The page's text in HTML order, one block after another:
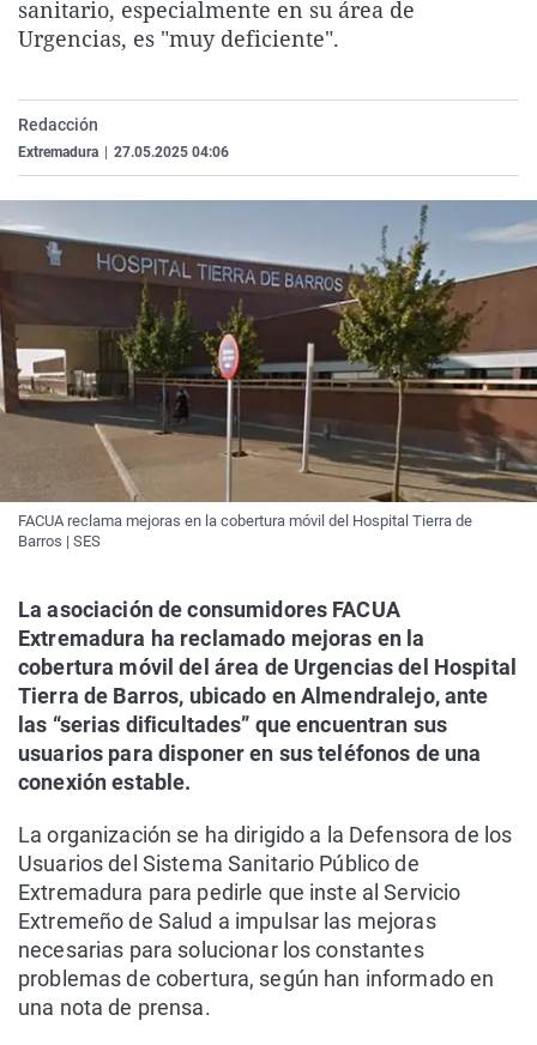
La rosa de los vientos
Como el perro y el
Caso
Equipo de
Extremadura
La Rioja
Virales
Elecciones
sanitario, especialmente en su área de
Urgencias, es "muy deficiente".
Redacción
Extremadura 27.05.2025 04:06
FACUA reclama mejoras en la cobertura móvil del Hospital Tierra de
Barros | SES
La asociación de consumidores FACUA
Extremadura ha reclamado mejoras en la
cobertura móvil del área de Urgencias del Hospital
Tierra de Barros, ubicado en Almendralejo, ante
las “serias dificultades” que encuentran sus
usuarios para disponer en sus teléfonos de una
conexión estable.
La organización se ha dirigido a la Defensora de los
Usuarios del Sistema Sanitario Público de
Extremadura para pedirle que inste al Servicio
Extremeño de Salud a impulsar las mejoras
necesarias para solucionar los constantes
problemas de cobertura, según han informado en
una nota de prensa.